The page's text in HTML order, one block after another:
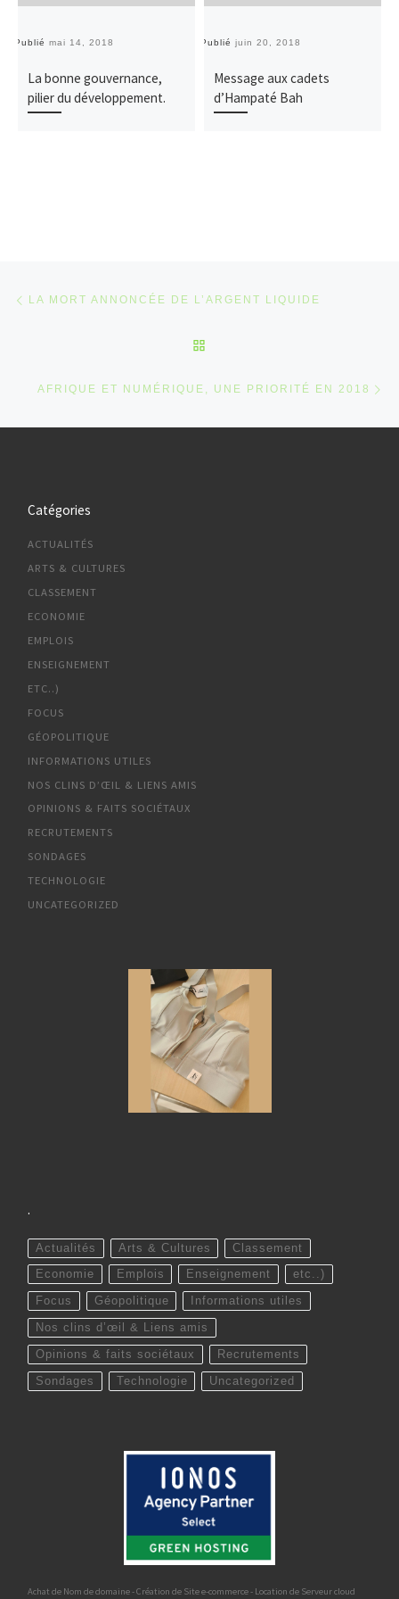
Publié mai 14, 2018
La bonne gouvernance,
pilier du développement.
Publié juin 20, 2018
Message aux cadets
d’Hampaté Bah
Parcourir les articles
LA MORT ANNONCÉE DE L’ARGENT LIQUIDE
AFRIQUE ET NUMÉRIQUE, UNE PRIORITÉ EN 2018
Catégories
ACTUALITÉS
ARTS & CULTURES
CLASSEMENT
ECONOMIE
EMPLOIS
ENSEIGNEMENT
ETC..)
FOCUS
GÉOPOLITIQUE
INFORMATIONS UTILES
NOS CLINS D’ŒIL & LIENS AMIS
OPINIONS & FAITS SOCIÉTAUX
RECRUTEMENTS
SONDAGES
TECHNOLOGIE
UNCATEGORIZED
.
Actualités Arts & Cultures Classement
Economie Emplois Enseignement etc..)
Focus Géopolitique Informations utiles
Nos clins d’œil & Liens amis
Opinions & faits sociétaux Recrutements
Sondages Technologie Uncategorized
Achat de Nom de domaine - Création de Site e-commerce - Location de Serveur cloud